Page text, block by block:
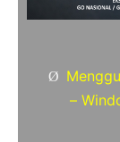
Ø
–